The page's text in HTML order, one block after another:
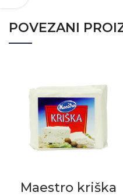
POVEZANI
Maestro kriška